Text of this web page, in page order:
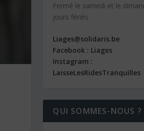
Fermé le samedi et le
jours fériés.
Liages@solidaris.be
Facebook : Liages
Instagram :
LaisseLesRidesTranquilles
QUI SOMMES-NOUS ?